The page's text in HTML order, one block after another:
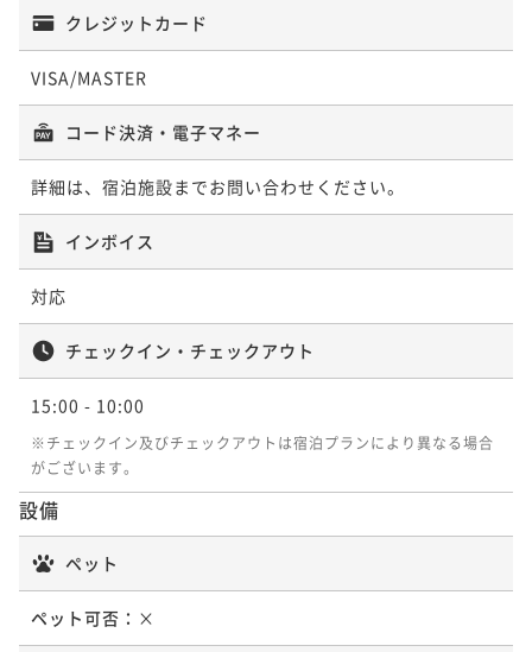
二食付き 事前決済可
IN 15:00 - 19:00 OUT10:00
ポイント即利用で最大7％OFF
2名 ¥ 92,070 ~
ポイントアップ
【女子会＆女子旅】《スイーツ盛り》×《美食》×
《シャンパン》で
古都nightに乾杯♪
クレジットカード
VISA/MASTER
コード決済・電子マネー
詳細は、宿泊施設までお問い合わせください。
インボイス
対応
チェックイン・チェックアウト
15:00 - 10:00
※チェックイン及びチェックアウトは宿泊プランにより異なる場合
がございます。
設備
ペット
ペット可否： ×